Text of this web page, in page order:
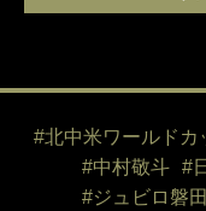
#北中米ワールドカ
#中村敬斗
#
#ジュビロ磐田